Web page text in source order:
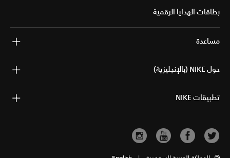
بطاقات الهدايا الرقمية
مساعدة
حول NIKE (بالإنجليزية)
تطبيقات NIKE